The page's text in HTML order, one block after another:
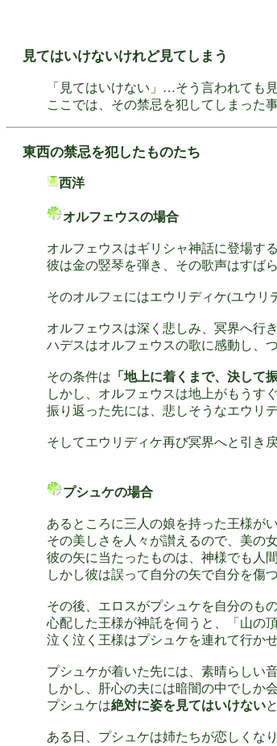
見てはいけないけれど見てしまう
「見てはいけない」…そう言われても
ここでは、その禁忌を犯してしまった
東西の禁忌を犯したものたち
西洋
オルフェウスの場合
オルフェウスはギリシャ神話に登場する
彼は金の竪琴を弾き、その歌声はすば
そのオルフェにはエウリディケ(ユウリ
オルフェウスは深く悲しみ、冥界へ行
ハデスはオルフェウスの歌に感動し、
その条件は 「地上に着くまで、決して
しかし、オルフェウスは地上がもうす
振り返った先には、悲しそうなエウリ
そしてエウリディケ再び冥界へと引き
プシュケの場合
あるところに三人の娘を持った王様が
その美しさを人々が讃えるので、美の
彼の矢に当たったものは、神様でも人
しかし彼は誤って自分の矢で自分を傷
その後、エロスがプシュケを自分のも
心配した王様が神託を伺うと、「山の
泣く泣く王様はプシュケを連れて行かせ
プシュケが着いた先には、素晴らしい
しかし、肝心の夫には暗闇の中でしか
プシュケは絶対に姿を見てはいけない
ある日、プシュケは姉たちが恋しくな